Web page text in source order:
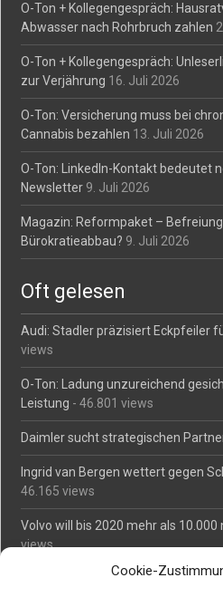
Cookie-
O-Ton + Kollegengespräch:
Abwasser nach Rohrbruch zahlen
O-Ton + Kollegengespräch:
zur Verjährung 16. Juli 2026
O-Ton: Versicherung muss bei
Cannabis bezahlen 13. Juli 2026
O-Ton: LinkedIn-Kontakt bedeutet
Newsletter 9. Juli 2026
Magazin: Reformpaket –
Bürokratieabbau? 9. Juli 2026
Oft gelesen
Audi: Stadler präzisiert Eckpfeiler
views
O-Ton: Ladung unzureichend
Leistung - 46.801 views
Daimler sucht strategischen
Ingrid van Bergen wettert gegen
46.165 views
Volvo will bis 2020 mehr als
views
Mäßiges Interesse an Daimlers